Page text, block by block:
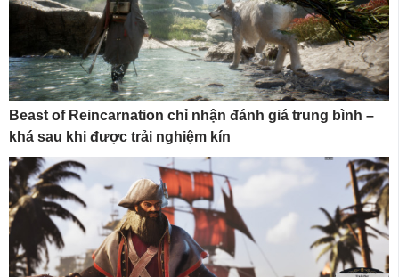
Beast of Reincarnation chỉ nhận đánh giá trung bình –
khá sau khi được trải nghiệm kín